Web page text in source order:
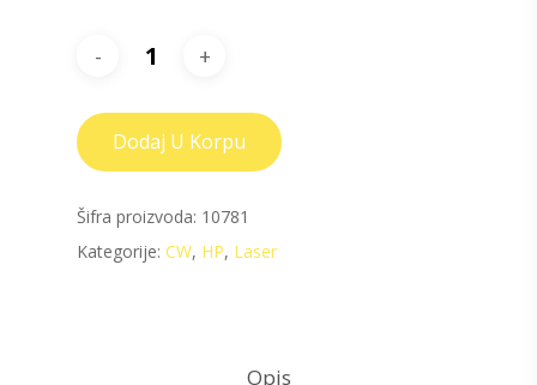
Dodaj U Korpu
Šifra proizvoda: 10781
Kategorije: CW, HP, Laser
Opis